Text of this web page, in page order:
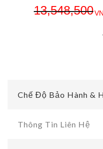
13,548,500
Chế Độ Bảo Hành &
Thông Tin Liên Hệ